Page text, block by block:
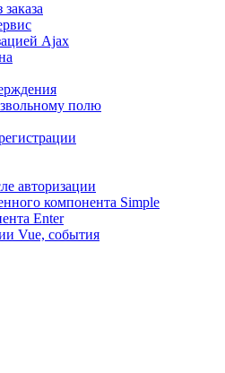
Ajax
полю
авторизации
компонента Simple
Enter
Vue, события